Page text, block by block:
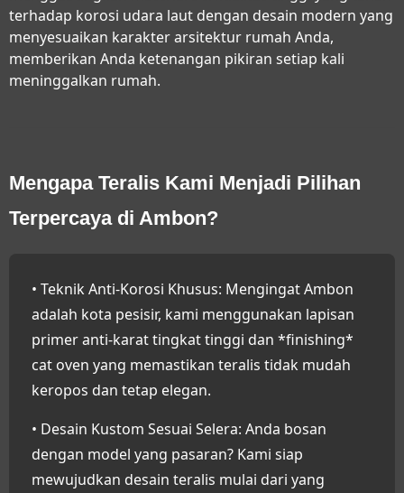
terhadap korosi udara laut dengan desain modern yang
menyesuaikan karakter arsitektur rumah Anda,
memberikan Anda ketenangan pikiran setiap kali
meninggalkan rumah.
Mengapa Teralis Kami Menjadi Pilihan
Terpercaya di Ambon?
• Teknik Anti-Korosi Khusus: Mengingat Ambon
adalah kota pesisir, kami menggunakan lapisan
primer anti-karat tingkat tinggi dan *finishing*
cat oven yang memastikan teralis tidak mudah
keropos dan tetap elegan.
• Desain Kustom Sesuai Selera: Anda bosan
dengan model yang pasaran? Kami siap
mewujudkan desain teralis mulai dari yang